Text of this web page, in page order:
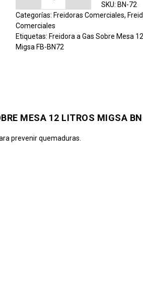
SKU: BN-72
Categorías: Freidoras Comerciales,
Comerciales
Etiquetas: Freidora a Gas Sobre Mesa
Migsa FB-BN72
MESA 12 LITROS MIGSA
prevenir quemaduras.